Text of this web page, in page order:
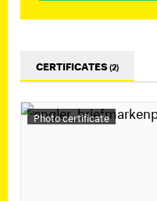
CERTIFICATES(2)
Photo certificate